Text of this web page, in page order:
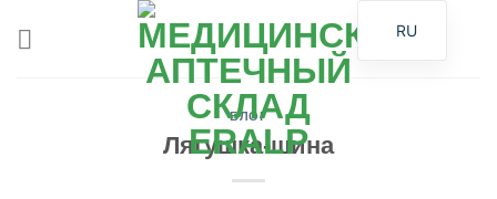
БЛОГ
Лягушка-шина
RU